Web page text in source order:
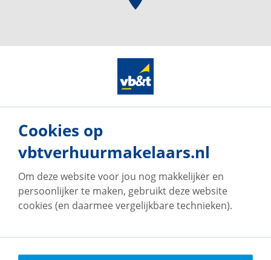
Onze vestigingen
Cookies op
vbtverhuurmakelaars.nl
Om deze website voor jou nog makkelijker en
persoonlijker te maken, gebruikt deze website
cookies (en daarmee vergelijkbare technieken).